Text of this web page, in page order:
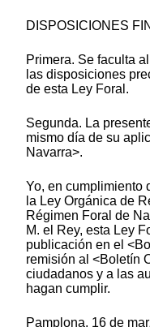
DISPOSICIONES
Primera. Se faculta
las disposiciones
de esta Ley Foral.
Segunda. La
mismo día de su
Navarra>.
Yo, en cumplimiento
la Ley Orgánica de
Régimen Foral de
M. el Rey, esta Ley
publicación en el
remisión al <Boletín
ciudadanos y a las
hagan cumplir.
Pamplona, 16 de